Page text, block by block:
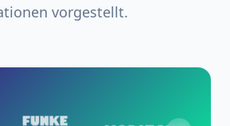
vorgestellt.